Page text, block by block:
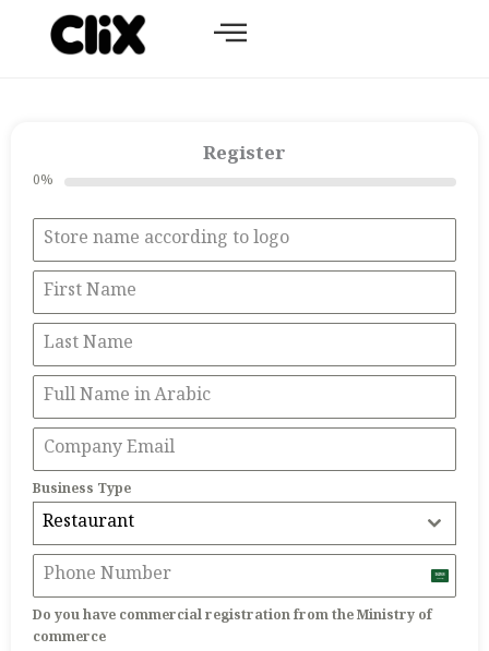
Register
0%
Business Type
Restaurant
Saudi
Do you have commercial registration from the Ministry of
commerce